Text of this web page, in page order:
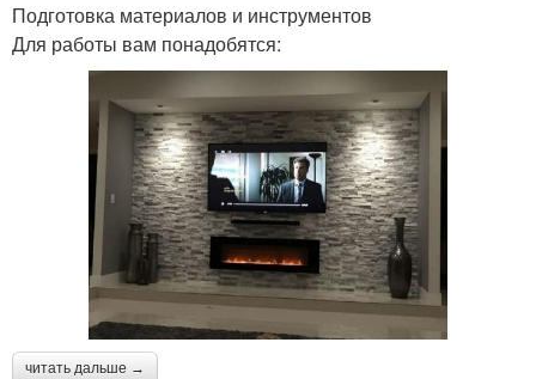
Подготовка материалов и инструментов
Для работы вам понадобятся:
читать дальше →